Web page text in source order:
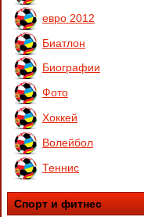
евро 2012
Биатлон
Биографии
Фото
Хоккей
Волейбол
Теннис
Спорт и фитнес